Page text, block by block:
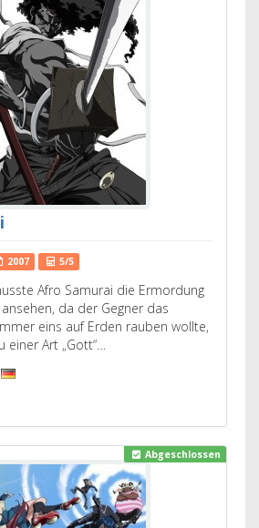
2007 5/5
Afro Samurai die Ermordung
da der Gegner das
eins auf Erden rauben wollte,
einer Art „Gott“…
Abgeschlossen